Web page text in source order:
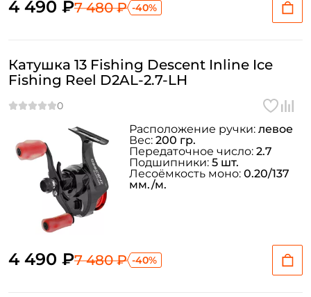
4 490 ₽7 480 ₽ -40%
Катушка 13 Fishing Descent Inline Ice
Fishing Reel D2AL-2.7-LH
4 490 ₽7 480 ₽ -40%
Расположение ручки: левое
Вес: 200 гр.
Передаточное число: 2.7
Подшипники: 5 шт.
Лесоёмкость моно: 0.20/137
мм./м.